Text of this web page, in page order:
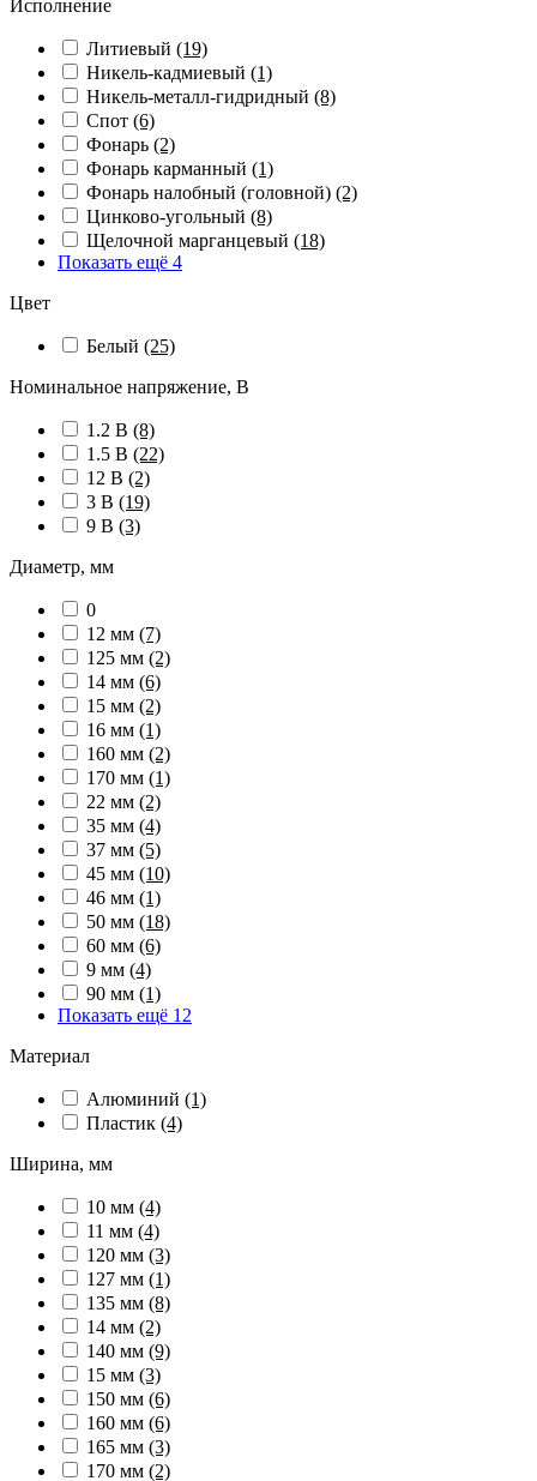
Исполнение
Литиевый (19)
Никель-кадмиевый (1)
Никель-металл-гидридный (8)
Спот (6)
Фонарь (2)
Фонарь карманный (1)
Фонарь налобный (головной) (2)
Цинково-угольный (8)
Щелочной марганцевый (18)
Показать ещё 4
Цвет
Белый (25)
Номинальное напряжение, В
1.2 В (8)
1.5 В (22)
12 В (2)
3 В (19)
9 В (3)
Диаметр, мм
0
12 мм (7)
125 мм (2)
14 мм (6)
15 мм (2)
16 мм (1)
160 мм (2)
170 мм (1)
22 мм (2)
35 мм (4)
37 мм (5)
45 мм (10)
46 мм (1)
50 мм (18)
60 мм (6)
9 мм (4)
90 мм (1)
Показать ещё 12
Материал
Алюминий (1)
Пластик (4)
Ширина, мм
10 мм (4)
11 мм (4)
120 мм (3)
127 мм (1)
135 мм (8)
14 мм (2)
140 мм (9)
15 мм (3)
150 мм (6)
160 мм (6)
165 мм (3)
170 мм (2)